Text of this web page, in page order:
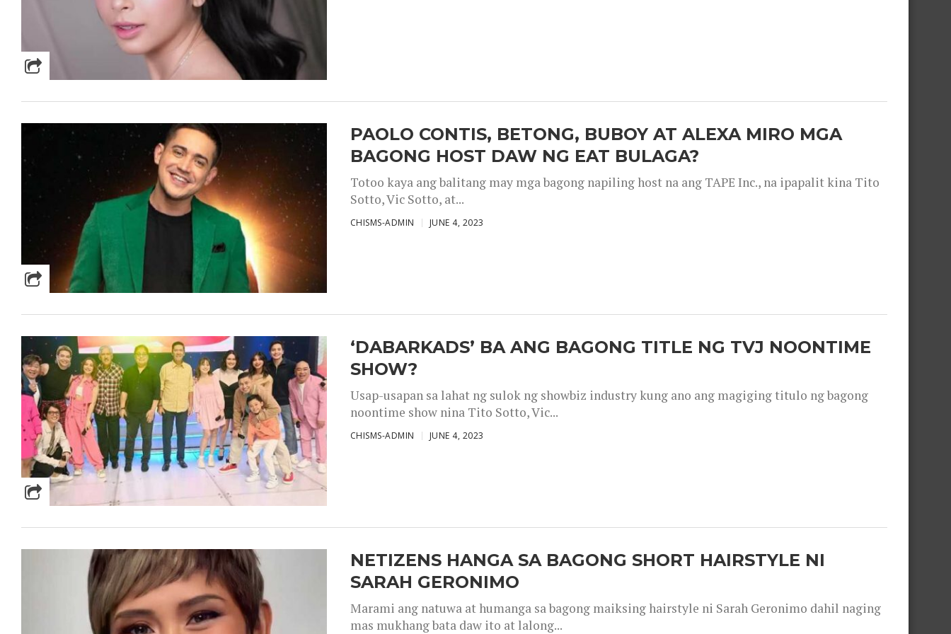
PAOLO CONTIS, BETONG, BUBOY AT ALEXA MIRO MGA
BAGONG HOST DAW NG EAT BULAGA?
Totoo kaya ang balitang may mga bagong napiling host na ang TAPE Inc., na ipapalit kina Tito
Sotto, Vic Sotto, at...
CHISMS-ADMIN JUNE 4, 2023
‘DABARKADS’ BA ANG BAGONG TITLE NG TVJ NOONTIME
SHOW?
Usap-usapan sa lahat ng sulok ng showbiz industry kung ano ang magiging titulo ng bagong
noontime show nina Tito Sotto, Vic...
CHISMS-ADMIN JUNE 4, 2023
NETIZENS HANGA SA BAGONG SHORT HAIRSTYLE NI
SARAH GERONIMO
Marami ang natuwa at humanga sa bagong maiksing hairstyle ni Sarah Geronimo dahil naging
mas mukhang bata daw ito at lalong...